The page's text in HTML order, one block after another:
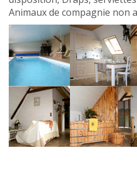
Animaux de compagnie non